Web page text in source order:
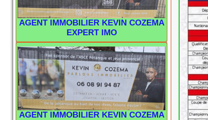
AGENT IMMOBILIER KEVIN COZEMA
EXPERT IMO
AGENT IMMOBILIER KEVIN COZEMA